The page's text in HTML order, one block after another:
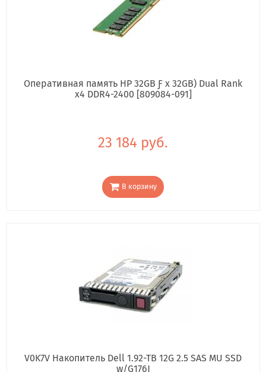
Оперативная память HP 32GB Ƒ x 32GB) Dual Rank
x4 DDR4-2400 [809084-091]
23 184 руб.
В корзину
V0K7V Накопитель Dell 1.92-TB 12G 2.5 SAS MU SSD
w/G176J